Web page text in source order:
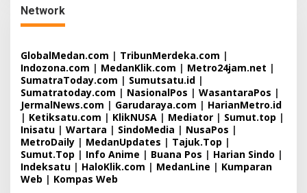
Network
GlobalMedan.com | TribunMerdeka.com |
Indozona.com | MedanKlik.com | Metro24jam.net |
SumatraToday.com | Sumutsatu.id |
Sumatratoday.com | NasionalPos | WasantaraPos |
JermalNews.com | Garudaraya.com | HarianMetro.id
| Ketiksatu.com | KlikNUSA | Mediator | Sumut.top |
Inisatu | Wartara | SindoMedia | NusaPos |
MetroDaily | MedanUpdates | Tajuk.Top |
Sumut.Top | Info Anime | Buana Pos | Harian Sindo |
Indeksatu | HaloKlik.com | MedanLine | Kumparan
Web | Kompas Web